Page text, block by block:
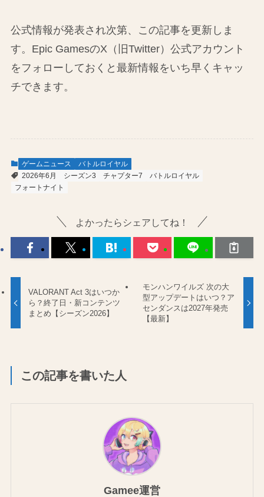
公式情報が発表され次第、この記事を更新しま
す。Epic GamesのX（旧Twitter）公式アカウント
をフォローしておくと最新情報をいち早くキャッ
チできます。
ゲームニュース
バトルロイヤル
2026年6月
シーズン3 チャプター7
バトルロイヤル
フォートナイト
よかったらシェアしてね！
VALORANT Act 3はいつか
ら？終了日・新コンテンツ
まとめ【シーズン2026】
モンハンワイルズ 次の大
型アップデートはいつ？ア
センダンスは2027年発売
【最新】
この記事を書いた人
Gamee運営